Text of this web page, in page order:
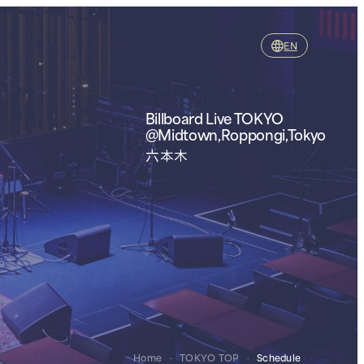
EN
Billboard Live TOKYO
@Midtown,Roppongi,Tokyo
六本木
Home - TOKYO TOP - Schedule